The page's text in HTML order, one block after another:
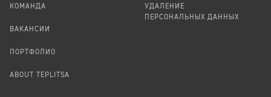
КОМАНДА
ВАКАНСИИ
ПОРТФОЛИО
ABOUT TEPLITSA
УДАЛЕНИЕ
ПЕРСОНАЛЬНЫХ ДАННЫХ